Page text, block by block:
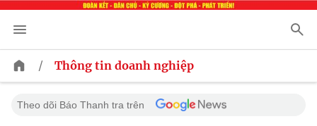
/ Thông tin doanh nghiệp
Theo dõi Báo Thanh tra trên